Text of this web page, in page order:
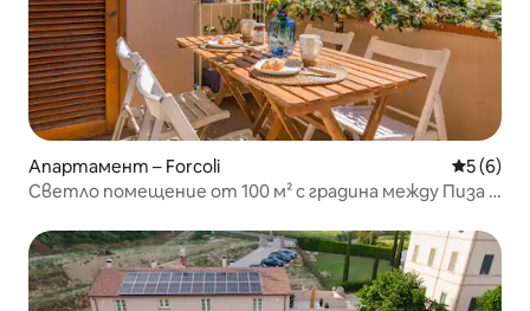
Апартамент – Forcoli Средна
5 (6)
Светло помещение от 100 м² с градина между Пиза и